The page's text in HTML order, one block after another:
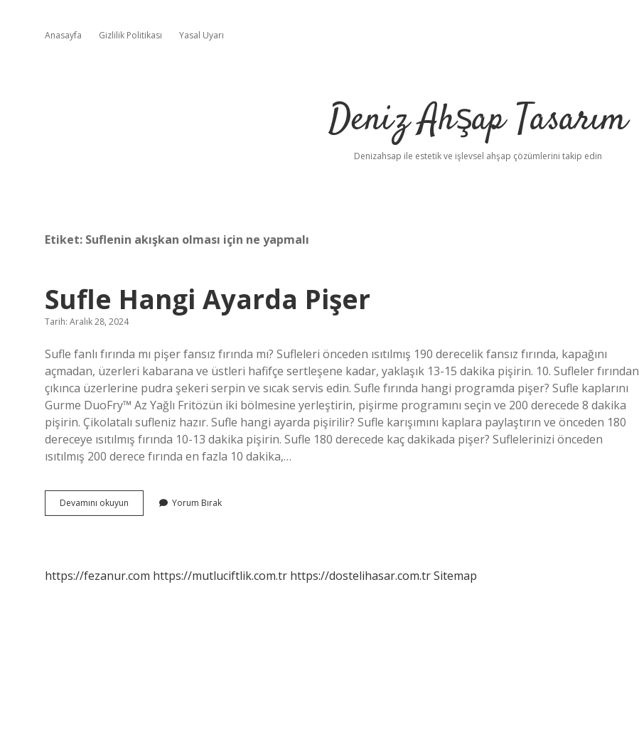
Anasayfa Gizlilik Politikası Yasal Uyarı
Deniz Ahşap Tasarım
Denizahsap ile estetik ve işlevsel ahşap çözümlerini takip edin
Etiket: Suflenin akışkan olması için ne yapmalı
Sufle Hangi Ayarda Pişer
Tarih: Aralık 28, 2024
Sufle fanlı fırında mı pişer fansız fırında mı? Sufleleri önceden ısıtılmış 190 derecelik fansız fırında, kapağını
açmadan, üzerleri kabarana ve üstleri hafifçe sertleşene kadar, yaklaşık 13-15 dakika pişirin. 10. Sufleler fırından
çıkınca üzerlerine pudra şekeri serpin ve sıcak servis edin. Sufle fırında hangi programda pişer? Sufle kaplarını
Gurme DuoFry™ Az Yağlı Fritözün iki bölmesine yerleştirin, pişirme programını seçin ve 200 derecede 8 dakika
pişirin. Çikolatalı sufleniz hazır. Sufle hangi ayarda pişirilir? Sufle karışımını kaplara paylaştırın ve önceden 180
dereceye ısıtılmış fırında 10-13 dakika pişirin. Sufle 180 derecede kaç dakikada pişer? Suflelerinizi önceden
ısıtılmış 200 derece fırında en fazla 10 dakika,…
Devamını okuyun
Hangi
Yorum Bırak
https://fezanur.com https://mutluciftlik.com.tr https://dostelihasar.com.trSitemap